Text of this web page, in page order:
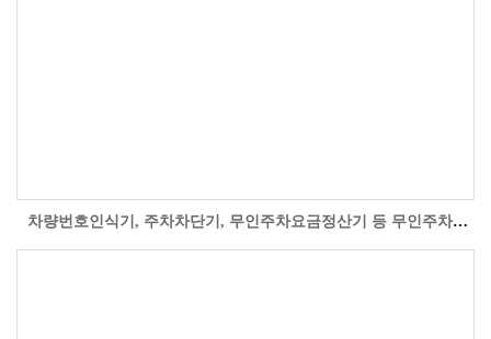
차량번호인식기, 주차차단기, 무인주차요금정산기 등 무인주차관제시스템을 부산시 금정구 부곡동 금정프라자 지상주차장에 설치 시공한 자료사진입니다. ..